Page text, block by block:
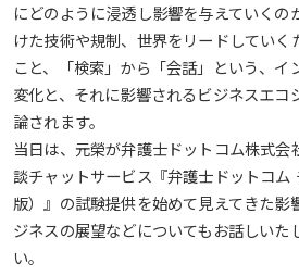
にどのように浸透し影響を与えていく
けた技術や規制、世界をリードしていく
こと、「検索」から「会話」という、イ
変化と、それに影響されるビジネスエコ
論されます。
当日は、元榮が弁護士ドットコム株式
談チャットサービス『弁護士ドットコム
版）』の試験提供を始めて見えてきた影
ジネスの展望などについてもお話しいた
い。